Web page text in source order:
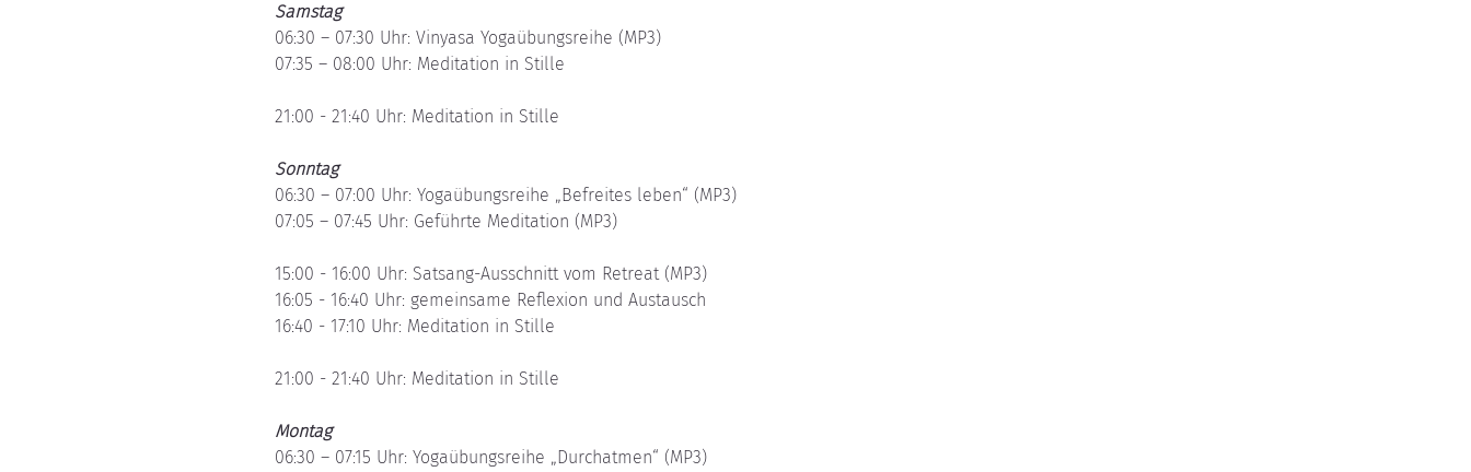
Samstag
06:30 – 07:30 Uhr: Vinyasa Yogaübungsreihe (MP3)
07:35 – 08:00 Uhr: Meditation in Stille
21:00 - 21:40 Uhr: Meditation in Stille
Sonntag
06:30 – 07:00 Uhr: Yogaübungsreihe „Befreites leben“ (MP3)
07:05 – 07:45 Uhr: Geführte Meditation (MP3)
15:00 - 16:00 Uhr: Satsang-Ausschnitt vom Retreat (MP3)
16:05 - 16:40 Uhr: gemeinsame Reflexion und Austausch
16:40 - 17:10 Uhr: Meditation in Stille
21:00 - 21:40 Uhr: Meditation in Stille
Montag
06:30 – 07:15 Uhr: Yogaübungsreihe „Durchatmen“ (MP3)